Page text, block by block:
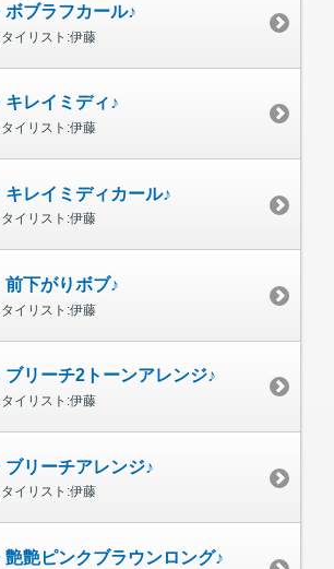
ボブラフカール♪
タイリスト:伊藤
キレイミディ♪
イリスト:伊藤
キレイミディカール♪
イリスト:伊藤
前下がりボブ♪
タイリスト:伊藤
ブリーチ2トーンアレンジ♪
イリスト:伊藤
ブリーチアレンジ♪
イリスト:伊藤
艶艶ピンクブラウンロング♪